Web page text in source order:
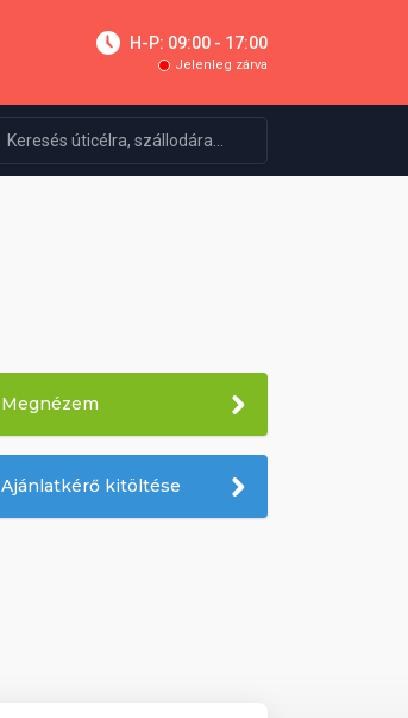
H-P: 09:00 - 17:00
Jelenleg zárva
Megnézem
Ajánlatkérő kitöltése